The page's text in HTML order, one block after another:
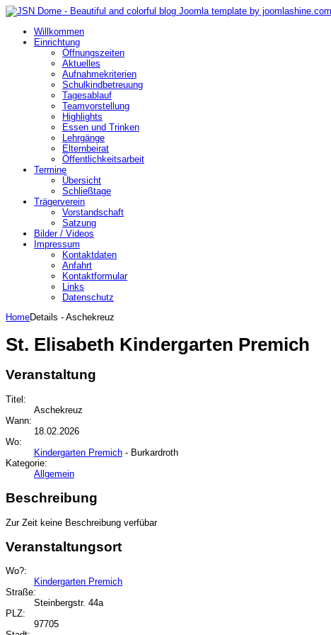
Willkommen
Einrichtung
Öffnungszeiten
Aktuelles
Aufnahmekriterien
Schulkindbetreuung
Tagesablauf
Teamvorstellung
Highlights
Essen und Trinken
Lehrgänge
Elternbeirat
Öffentlichkeitsarbeit
Termine
Übersicht
Schließtage
Trägerverein
Vorstandschaft
Satzung
Bilder / Videos
Impressum
Kontaktdaten
Anfahrt
Kontaktformular
Links
Datenschutz
HomeDetails - Aschekreuz
St. Elisabeth Kindergarten Premich
Veranstaltung
Titel:
Aschekreuz
Wann:
18.02.2026
Wo:
Kindergarten Premich - Burkardroth
Kategorie:
Allgemein
Beschreibung
Zur Zeit keine Beschreibung verfübar
Veranstaltungsort
Wo?:
Kindergarten Premich
Straße:
Steinbergstr. 44a
PLZ:
97705